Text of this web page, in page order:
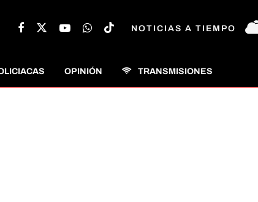
NOTICIAS A TIEMPO
OPINIÓN TRANSMISIONES